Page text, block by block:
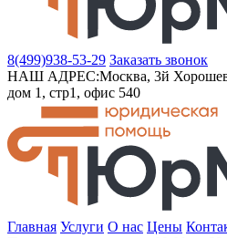
8(499)938-53-29 Заказать звонок
НАШ АДРЕС:Москва, 3й
дом 1, стр1, офис 540
Главная Услуги О нас Цены